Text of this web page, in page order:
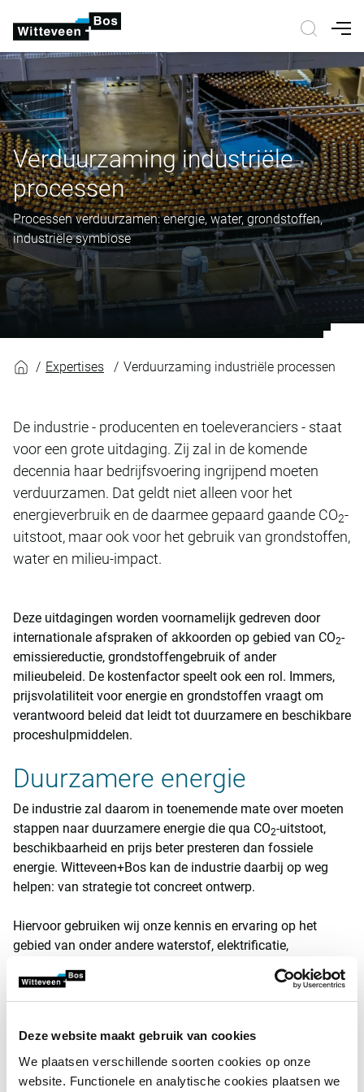
Deze website maakt gebruik van cookies
We plaatsen verschillende soorten cookies op onze
website. Functionele en analytische cookies plaatsen we
Verduurzaming industriële
processen
Processen verduurzamen: energie, water, grondstoffen,
industriële symbiose
Expertises Verduurzaming industriële processen
De industrie - producenten en toeleveranciers - staat
voor een grote uitdaging. Zij zal in de komende
decennia haar bedrijfsvoering ingrijpend moeten
verduurzamen. Dat geldt niet alleen voor het
energieverbruik en de daarmee gepaard gaande CO2-
uitstoot, maar ook voor het gebruik van grondstoffen,
water en milieu-impact.
Deze uitdagingen worden voornamelijk gedreven door
internationale afspraken of akkoorden op gebied van CO2-
emissiereductie, grondstoffengebruik of ander
milieubeleid. De kostenfactor speelt ook een rol. Immers,
prijsvolatiliteit voor energie en grondstoffen vraagt om
verantwoord beleid dat leidt tot duurzamere en beschikbare
proceshulpmiddelen.
Duurzamere energie
De industrie zal daarom in toenemende mate over moeten
stappen naar duurzamere energie die qua CO2-uitstoot,
beschikbaarheid en prijs beter presteren dan fossiele
energie. Witteveen+Bos kan de industrie daarbij op weg
helpen: van strategie tot concreet ontwerp.
Hiervoor gebruiken wij onze kennis en ervaring op het
gebied van onder andere waterstof, elektrificatie,
restwarmtebenutting (zowel binnen als buiten de
installatie), stoomsystemen en financiële analyses.
Grondstofketen in kaart
De toenemende vraag naar grondstoffen noopt tot een
zuinigere, slimmere en circulaire omgang met (schaarse)